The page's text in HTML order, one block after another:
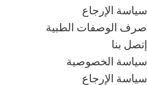
سياسة الإرجاع
صرف الوصفات الطبية
إتصل بنا
سياسة الخصوصية
سياسة الإرجاع